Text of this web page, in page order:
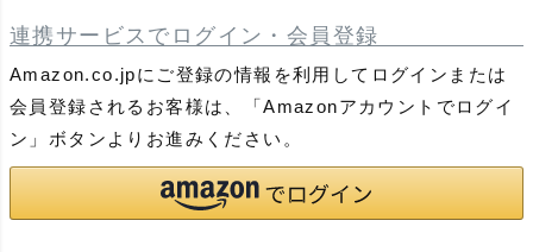
連携サービスでログイン・会員登録
Amazon.co.jpにご登録の情報を利用してログインまたは
会員登録されるお客様は、「Amazonアカウントでログイ
ン」ボタンよりお進みください。